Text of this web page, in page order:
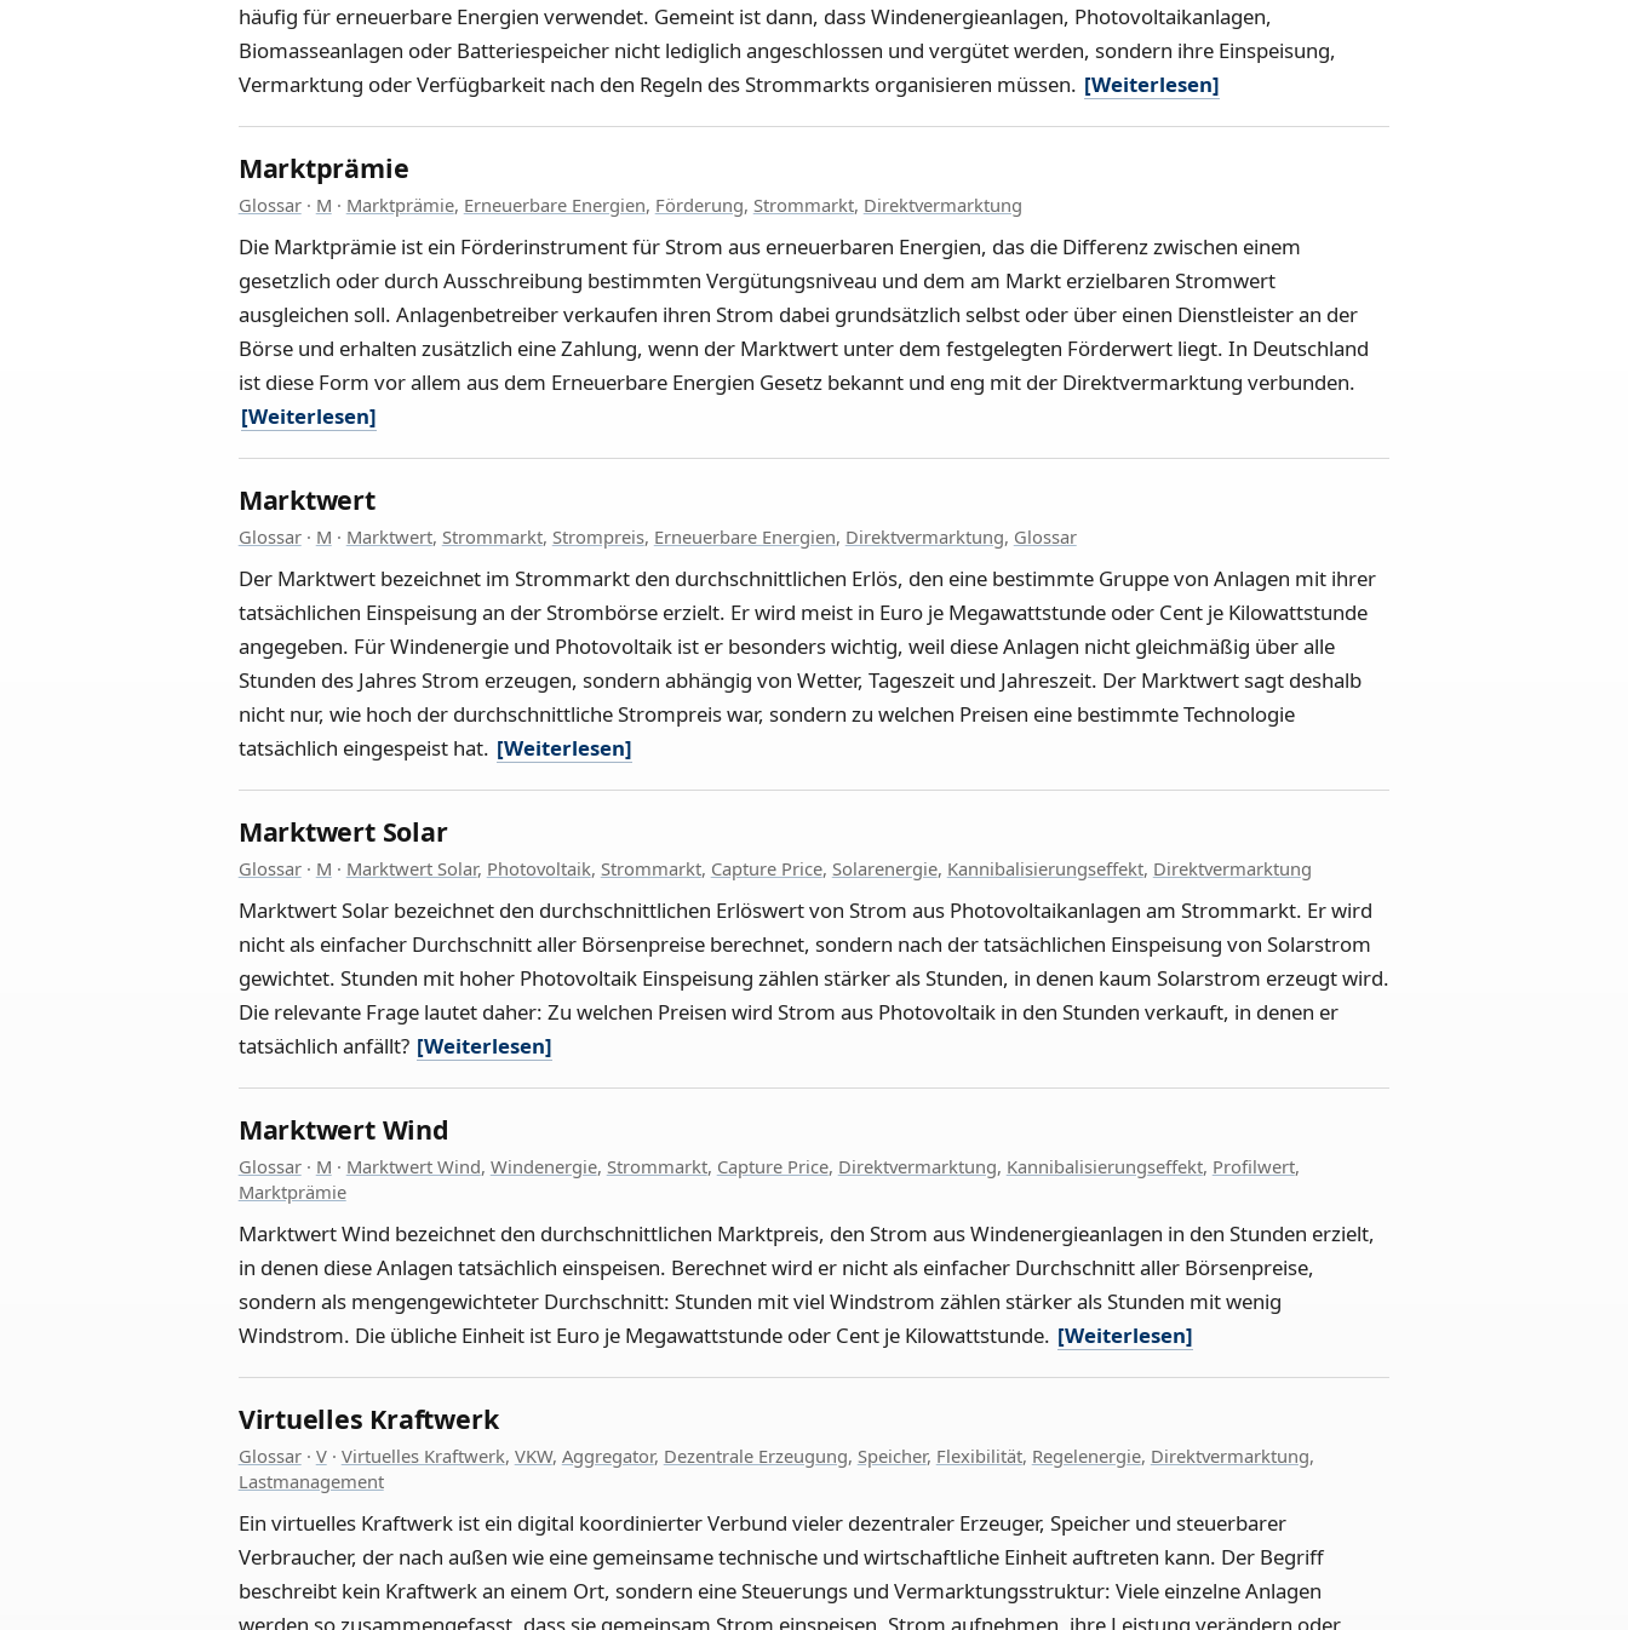
häufig für erneuerbare Energien verwendet. Gemeint ist dann, dass Windenergieanlagen, Photovoltaikanlagen,
Biomasseanlagen oder Batteriespeicher nicht lediglich angeschlossen und vergütet werden, sondern ihre Einspeisung,
Vermarktung oder Verfügbarkeit nach den Regeln des Strommarkts organisieren müssen. [Weiterlesen]
Marktprämie
Glossar· M · Marktprämie, Erneuerbare Energien, Förderung, Strommarkt, Direktvermarktung
Die Marktprämie ist ein Förderinstrument für Strom aus erneuerbaren Energien, das die Differenz zwischen einem
gesetzlich oder durch Ausschreibung bestimmten Vergütungsniveau und dem am Markt erzielbaren Stromwert
ausgleichen soll. Anlagenbetreiber verkaufen ihren Strom dabei grundsätzlich selbst oder über einen Dienstleister an der
Börse und erhalten zusätzlich eine Zahlung, wenn der Marktwert unter dem festgelegten Förderwert liegt. In Deutschland
ist diese Form vor allem aus dem Erneuerbare Energien Gesetz bekannt und eng mit der Direktvermarktung verbunden.
[Weiterlesen]
Marktwert
Glossar· M · Marktwert, Strommarkt, Strompreis, Erneuerbare Energien, Direktvermarktung, Glossar
Der Marktwert bezeichnet im Strommarkt den durchschnittlichen Erlös, den eine bestimmte Gruppe von Anlagen mit ihrer
tatsächlichen Einspeisung an der Strombörse erzielt. Er wird meist in Euro je Megawattstunde oder Cent je Kilowattstunde
angegeben. Für Windenergie und Photovoltaik ist er besonders wichtig, weil diese Anlagen nicht gleichmäßig über alle
Stunden des Jahres Strom erzeugen, sondern abhängig von Wetter, Tageszeit und Jahreszeit. Der Marktwert sagt deshalb
nicht nur, wie hoch der durchschnittliche Strompreis war, sondern zu welchen Preisen eine bestimmte Technologie
tatsächlich eingespeist hat. [Weiterlesen]
Marktwert Solar
Glossar· M · Marktwert Solar, Photovoltaik, Strommarkt, Capture Price, Solarenergie, Kannibalisierungseffekt, Direktvermarktung
Marktwert Solar bezeichnet den durchschnittlichen Erlöswert von Strom aus Photovoltaikanlagen am Strommarkt. Er wird
nicht als einfacher Durchschnitt aller Börsenpreise berechnet, sondern nach der tatsächlichen Einspeisung von Solarstrom
gewichtet. Stunden mit hoher Photovoltaik Einspeisung zählen stärker als Stunden, in denen kaum Solarstrom erzeugt wird.
Die relevante Frage lautet daher: Zu welchen Preisen wird Strom aus Photovoltaik in den Stunden verkauft, in denen er
tatsächlich anfällt? [Weiterlesen]
Marktwert Wind
Glossar· M · Marktwert Wind, Windenergie, Strommarkt, Capture Price, Direktvermarktung, Kannibalisierungseffekt, Profilwert,
Marktprämie
Marktwert Wind bezeichnet den durchschnittlichen Marktpreis, den Strom aus Windenergieanlagen in den Stunden erzielt,
in denen diese Anlagen tatsächlich einspeisen. Berechnet wird er nicht als einfacher Durchschnitt aller Börsenpreise,
sondern als mengengewichteter Durchschnitt: Stunden mit viel Windstrom zählen stärker als Stunden mit wenig
Windstrom. Die übliche Einheit ist Euro je Megawattstunde oder Cent je Kilowattstunde. [Weiterlesen]
Virtuelles Kraftwerk
Glossar· V· Virtuelles Kraftwerk, VKW, Aggregator, Dezentrale Erzeugung, Speicher, Flexibilität, Regelenergie, Direktvermarktung,
Lastmanagement
Ein virtuelles Kraftwerk ist ein digital koordinierter Verbund vieler dezentraler Erzeuger, Speicher und steuerbarer
Verbraucher, der nach außen wie eine gemeinsame technische und wirtschaftliche Einheit auftreten kann. Der Begriff
beschreibt kein Kraftwerk an einem Ort, sondern eine Steuerungs und Vermarktungsstruktur: Viele einzelne Anlagen